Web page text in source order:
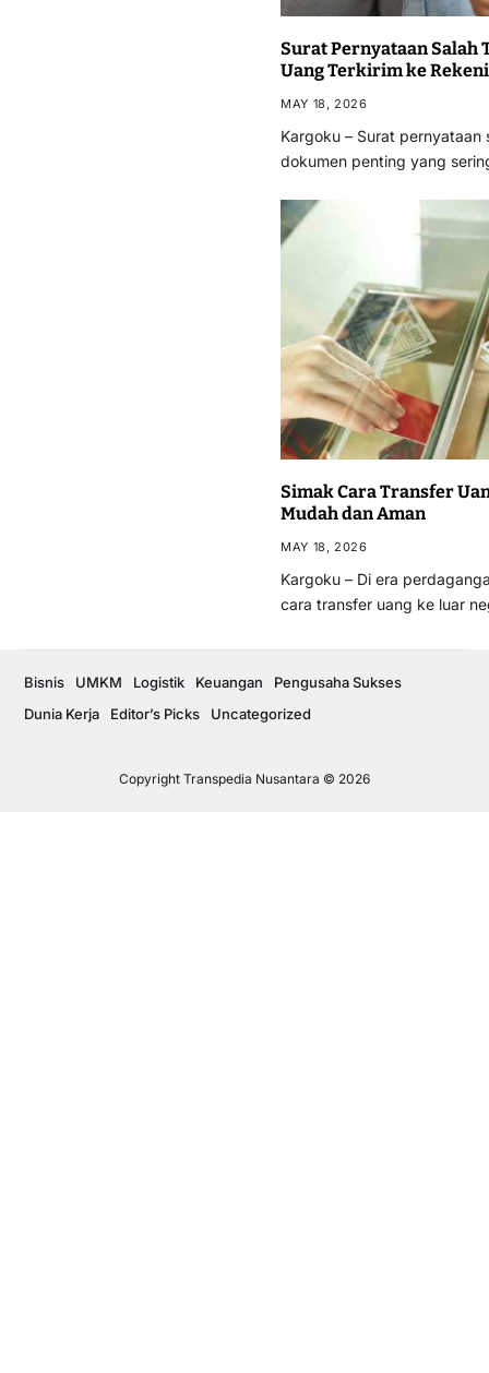
Surat Pernyataan Salah
Uang Terkirim ke
MAY 18, 2026
Kargoku – Surat pernyataan
dokumen penting yang
Simak Cara Transfer
Mudah dan Aman
MAY 18, 2026
Kargoku – Di era
cara transfer uang ke luar
Copyright Transpedia Nusantara © 2026
Bisnis UMKM Logistik Keuangan
Pengusaha Sukses
Dunia Kerja
Editor’s Picks Uncategorized